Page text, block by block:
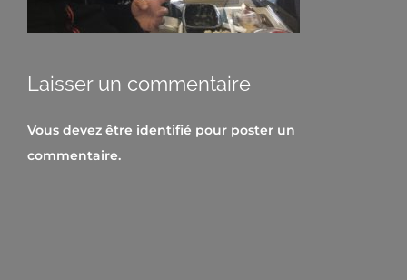
Laisser un commentaire
Vous devez être identifié pour poster un
commentaire.